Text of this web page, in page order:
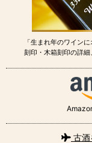
「生まれ年のワイン
刻印・木箱刻印の詳細
古酒